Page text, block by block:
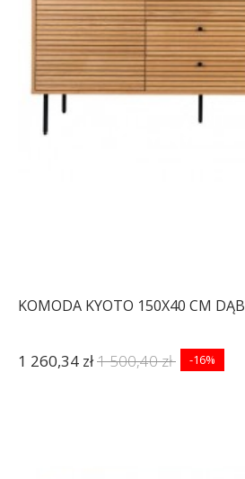
KOMODA KYOTO 150X40 CM DĄB
1 260,34 zł1 500,40 zł -16%